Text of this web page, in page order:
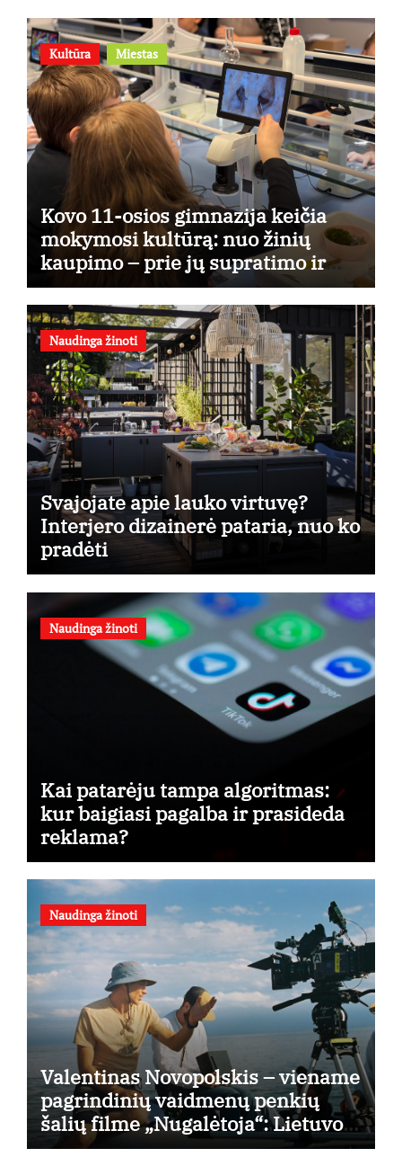
Kultūra Miestas
Kovo 11-osios gimnazija keičia
mokymosi kultūrą: nuo žinių
kaupimo – prie jų supratimo ir
taikymo
Naudinga žinoti
Svajojate apie lauko virtuvę?
Interjero dizainerė pataria, nuo ko
pradėti
Naudinga žinoti
Kai patarėju tampa algoritmas:
kur baigiasi pagalba ir prasideda
reklama?
Naudinga žinoti
Valentinas Novopolskis – viename
pagrindinių vaidmenų penkių
šalių filme „Nugalėtoja“: Lietuvos
kino teatruose – nuo rugpjūčio 7-